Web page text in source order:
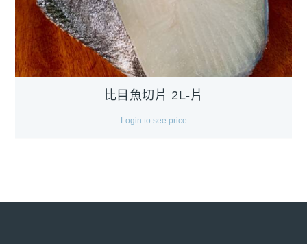
比目魚切片 2L-片
Login to see price